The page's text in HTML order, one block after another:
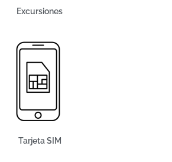
Excursiones
Tarjeta SIM